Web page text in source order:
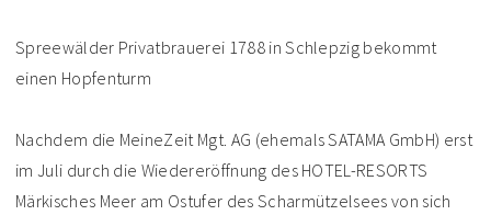
Spreewälder Privatbrauerei 1788 in Schlepzig bekommt
einen Hopfenturm
Nachdem die MeineZeit Mgt. AG (ehemals SATAMA GmbH) erst
im Juli durch die Wiedereröffnung des HOTEL-RESORTS
Märkisches Meer am Ostufer des Scharmützelsees von sich